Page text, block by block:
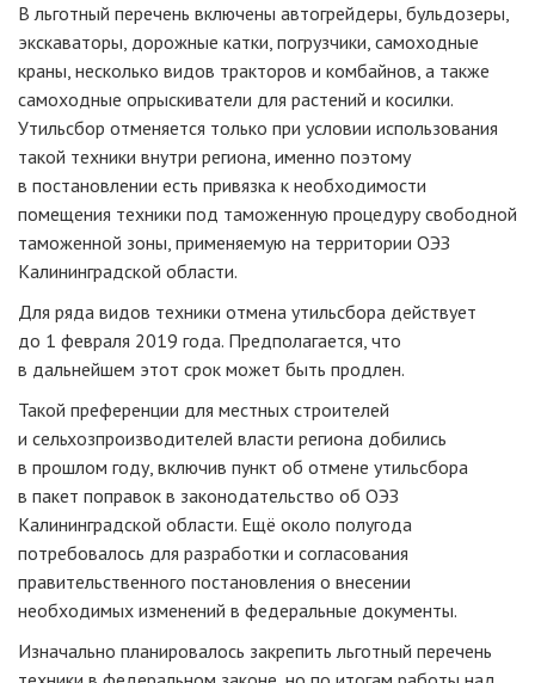
В льготный перечень включены автогрейдеры, бульдозеры,
экскаваторы, дорожные катки, погрузчики, самоходные
краны, несколько видов тракторов и комбайнов, а также
самоходные опрыскиватели для растений и косилки.
Утильсбор отменяется только при условии использования
такой техники внутри региона, именно поэтому
в постановлении есть привязка к необходимости
помещения техники под таможенную процедуру свободной
таможенной зоны, применяемую на территории ОЭЗ
Калининградской области.
Для ряда видов техники отмена утильсбора действует
до 1 февраля 2019 года. Предполагается, что
в дальнейшем этот срок может быть продлен.
Такой преференции для местных строителей
и сельхозпроизводителей власти региона добились
в прошлом году, включив пункт об отмене утильсбора
в пакет поправок в законодательство об ОЭЗ
Калининградской области. Ещё около полугода
потребовалось для разработки и согласования
правительственного постановления о внесении
необходимых изменений в федеральные документы.
Изначально планировалось закрепить льготный перечень